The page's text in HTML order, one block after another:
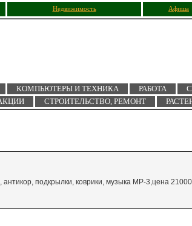
Недвижимость Афиша
КОМПЬЮТЕРЫ И ТЕХНИКА РАБОТА
СТРОИТЕЛЬСТВО, РЕМОНТ
подкрылки, коврики, музыка МР-3,цена